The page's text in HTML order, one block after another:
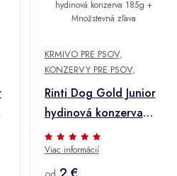
KRMIVO PRE PSOV,
KONZERVY PRE PSOV,
Rinti Dog Gold Junior
hydinová konzerva
185g + Množstevná
zľava
Viac informácií